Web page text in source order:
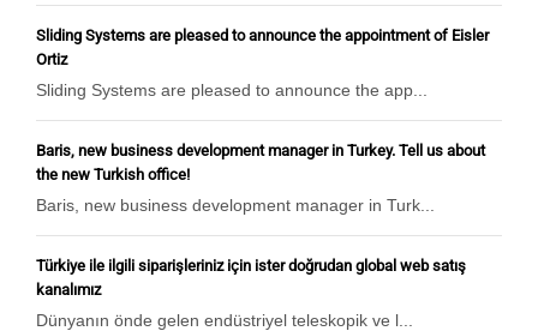
Sliding Systems are pleased to announce the appointment of Eisler
Ortiz
Sliding Systems are pleased to announce the app...
Baris, new business development manager in Turkey. Tell us about
the new Turkish office!
Baris, new business development manager in Turk...
Türkiye ile ilgili siparişleriniz için ister doğrudan global web satış
kanalımız
Dünyanın önde gelen endüstriyel teleskopik ve l...